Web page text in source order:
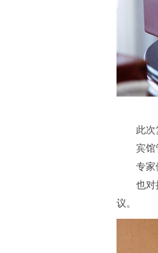
此次
宾
专家
也对
议。